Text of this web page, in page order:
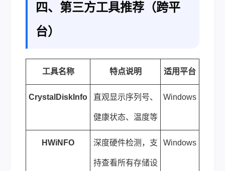
四、第三方工具推荐（跨平
台）
工具名称 特点说明 适用平台
CrystalDiskInfo 直观显示序列号、
健康状态、温度等
Windows
HWiNFO 深度硬件检测，支
持查看所有存储设
Windows